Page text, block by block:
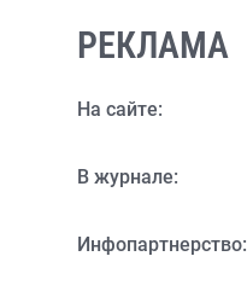
РЕКЛАМА
На сайте:
В журнале:
Инфопартнерство: